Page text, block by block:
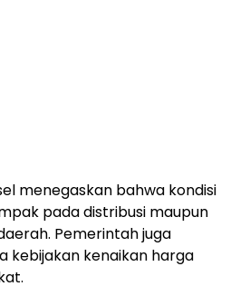
menegaskan bahwa kondisi
pada distribusi maupun
Pemerintah juga
kebijakan kenaikan harga